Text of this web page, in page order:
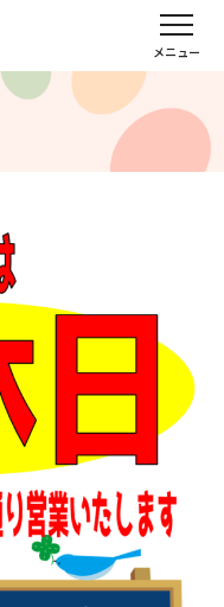
メニュー
レンタル会議室予約
福野タウンホテル
営業時間・定休日
お問い合わせ